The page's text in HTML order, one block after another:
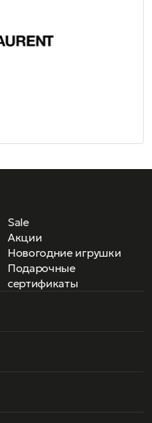
Sale
Акции
Новогодние игрушки
Подарочные
сертификаты